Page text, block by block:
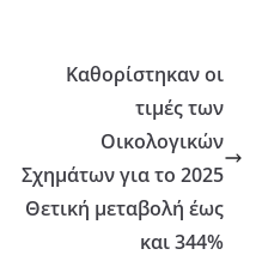
Καθορίστηκαν οι
τιμές των
Οικολογικών
Σχημάτων για το 2025
Θετική μεταβολή έως
και 344%